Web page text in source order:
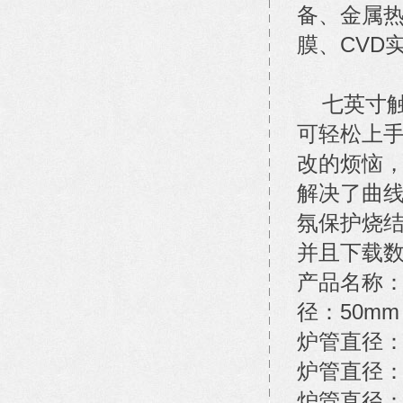
备、金属
膜、CVD
七英寸触
可轻松上
改的烦恼
解决了曲
氛保护烧
并且下载
产品名称
径：50mm
炉管直径
炉管直径